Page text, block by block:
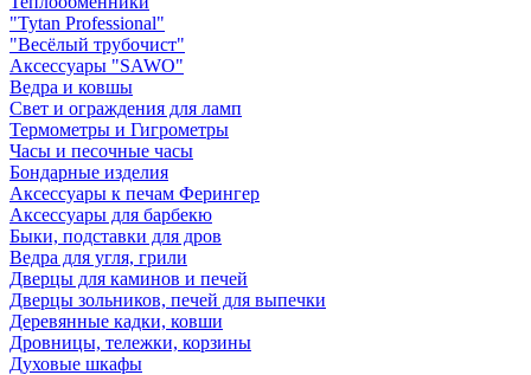
"Tytan Professional"
"Весёлый трубочист"
Аксессуары "SAWO"
Ведра и ковшы
Свет и ограждения для ламп
Термометры и Гигрометры
Часы и песочные часы
Бондарные изделия
Аксессуары к печам Ферингер
Аксессуары для барбекю
Быки, подставки для дров
Ведра для угля, грили
Дверцы для каминов и печей
Дверцы зольников, печей для выпечки
Деревянные кадки, ковши
Дровницы, тележки, корзины
Духовые шкафы